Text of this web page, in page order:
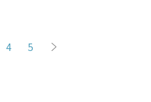
頁面
4 頁面
5